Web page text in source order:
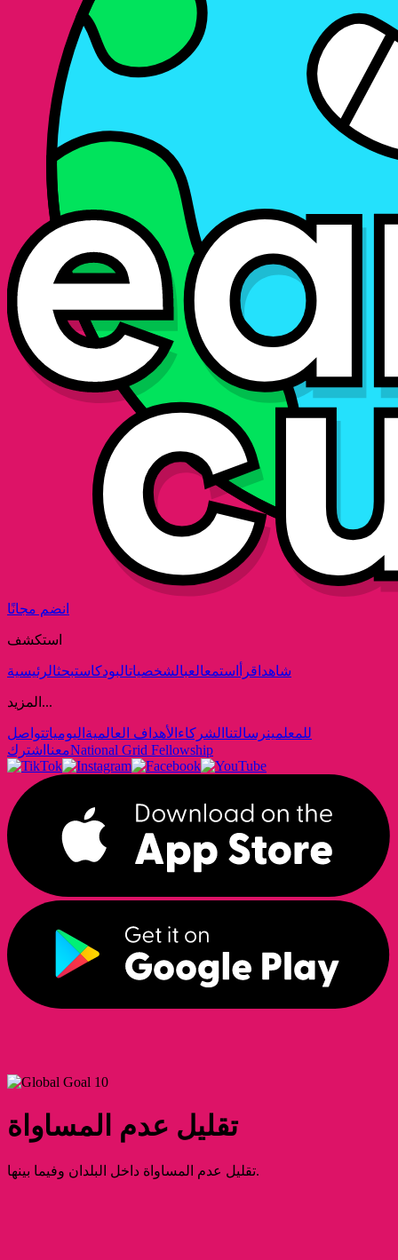
انضم مجانًا
استكشف
شاهد اقرأ استمعالعبالشخصياتالبودكاستبحثالرئيسية
المزيد...
للمعلمينرسالتنا الشركاء الأهداف العالمية اليومياتتواصل
معنا اشترك National Grid Fellowship
تقليل عدم المساواة
تقليل عدم المساواة داخل البلدان وفيما بينها.